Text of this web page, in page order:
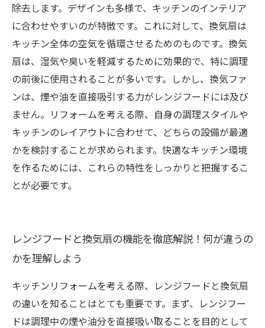
除去します。デザインも多様で、キッチンのインテリア
に合わせやすいのが特徴です。これに対して、換気扇は
キッチン全体の空気を循環させるためのものです。換気
扇は、湿気や臭いを軽減するために効果的で、特に調理
の前後に使用されることが多いです。しかし、換気ファ
ンは、煙や油を直接吸引する力がレンジフードには及び
ません。リフォームを考える際、自身の調理スタイルや
キッチンのレイアウトに合わせて、どちらの設備が最適
かを検討することが求められます。快適なキッチン環境
を作るためには、これらの特性をしっかりと把握するこ
とが必要です。
レンジフードと換気扇の機能を徹底解説！何が違うの
かを理解しよう
キッチンリフォームを考える際、レンジフードと換気扇
の違いを知ることはとても重要です。まず、レンジフー
ドは調理中の煙や油分を直接吸い取ることを目的として